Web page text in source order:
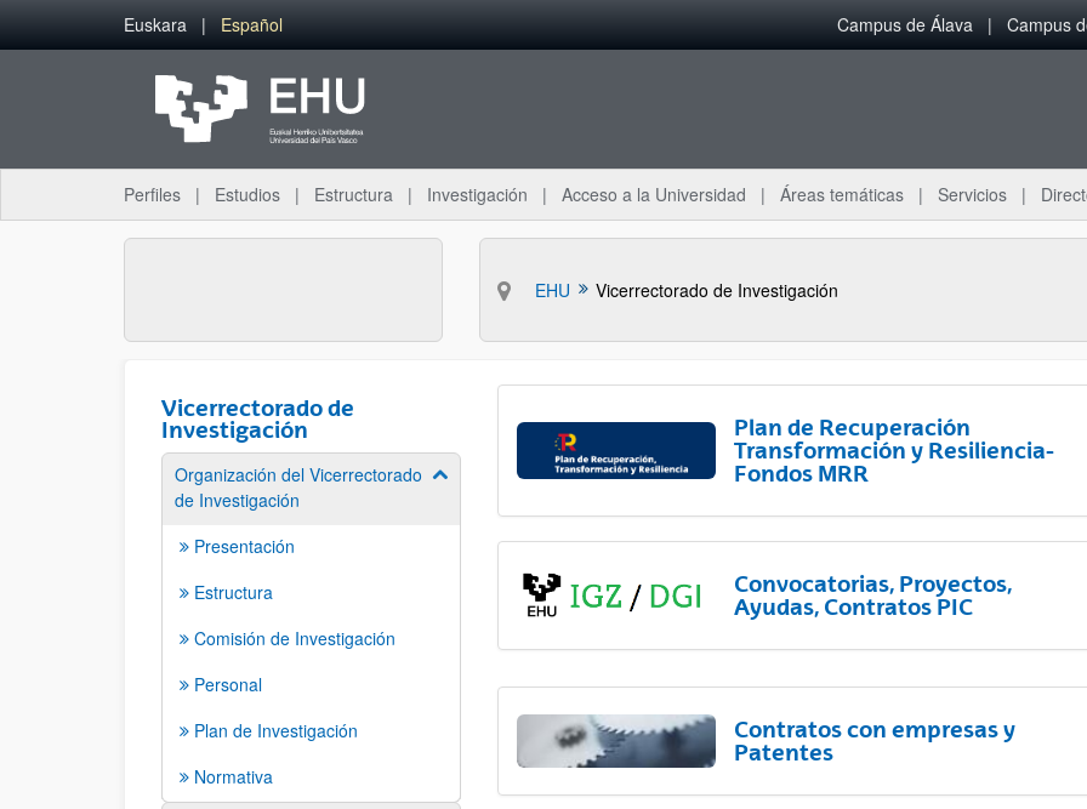
Saltar al contenido principal
Euskara Español Campus de Álava Campus
Perfiles Estudios Estructura Investigación Acceso a la Universidad Áreas temáticas Servicios
EHU Vicerrectorado de Investigación
Vicerrectorado de
Investigación
Organización del Vicerrectorado
de Investigación
Mostrar/ocultar subpáginas
Presentación
Estructura
Comisión de Investigación
Personal
Plan de Investigación
Normativa
Plan de Recuperación
Transformación y Resiliencia-
Fondos MRR
Convocatorias, Proyectos,
Ayudas, Contratos PIC
Contratos con empresas y
Patentes